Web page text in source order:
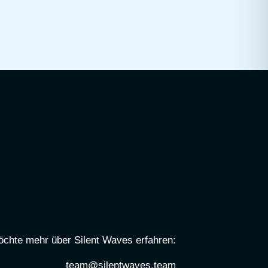
mehr über Silent Waves erfahren:
team@silentwaves.team